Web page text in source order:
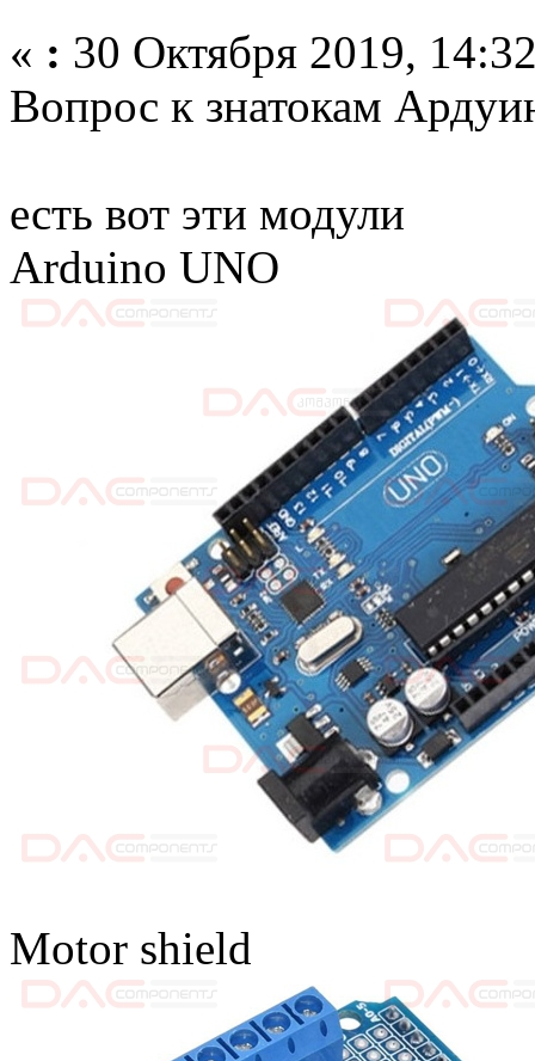
« : 30 Октября 2019,
Вопрос к знатокам
есть вот эти модули
Arduino UNO
Motor shield